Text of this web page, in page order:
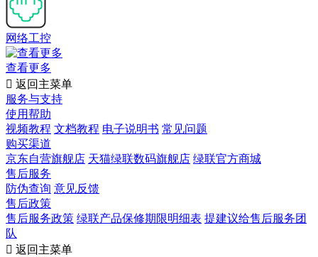
网络工控
查看更多
 返回主菜单
服务与支持
使用帮助
视频教程 文档教程 电子说明书 常见问题
购买渠道
京东自营旗舰店 天猫绿联数码旗舰店 绿联官方商城
售后服务
防伪查询 意见反馈
售后政策
售后服务政策 绿联产品保修期限明细表 提建议给售后服务团
队
 返回主菜单